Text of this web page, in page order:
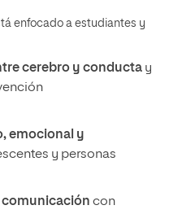
enfocado a estudiantes y
cerebro y conducta y
emocional y
y personas
comunicación con